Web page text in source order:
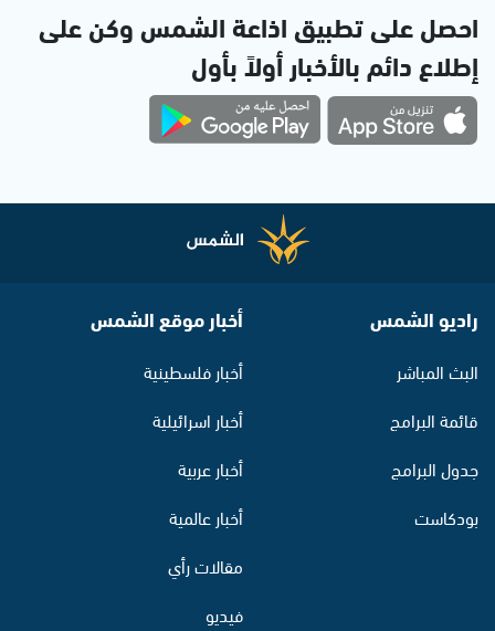
احصل على تطبيق اذاعة الشمس وكن على
إطلاع دائم بالأخبار أولاً بأول
راديو الشمس
البث المباشر
قائمة البرامج
جدول البرامج
بودكاست
أخبار موقع الشمس
أخبار فلسطينية
أخبار اسرائيلية
أخبار عربية
أخبار عالمية
مقالات رأي
فيديو